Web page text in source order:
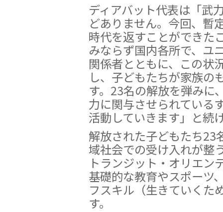
ディアバット代表は「武
どありません。今回、暫
時代を返すことができた
みならず国内各所で、ユ
関係者とともに、この状
し、子どもたちが家族の
す。23名の解放を弾みに
力に関与させられている
活動していきます」と続
解放された子どもたち23
域社会での受け入れが整
トランジット・オリエン
基礎的な教育やスポーツ
フスキル（生きていくた
す。